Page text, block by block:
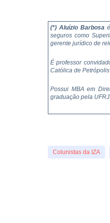
(*) Aluízio Barbosaé
seguros como
gerente jurídico de
É professor
Católica de
Possui MBA em
graduação pela UFRJ.
Colunistas da IZA